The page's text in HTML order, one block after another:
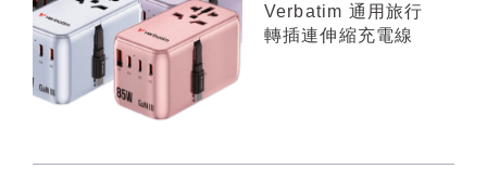
Verbatim 通用旅行
轉插連伸縮充電線